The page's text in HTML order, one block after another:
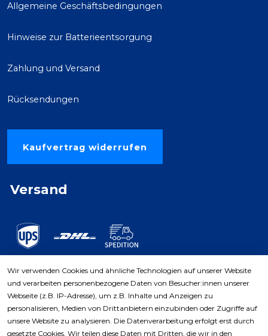
Allgemeine Geschäftsbedingungen
Hinweise zur Batterieentsorgung
Zahlung und Versand
Rücksendungen
Kaufvertrag widerrufen
Versand
Zahlungsarten
Wir verwenden Cookies und ähnliche Technologien auf unserer Website
und verarbeiten personenbezogene Daten von Besucher:innen unserer
Webseite (z.B. IP-Adresse), um z.B. Inhalte und Anzeigen zu
personalisieren, Medien von Drittanbietern einzubinden oder Zugriffe auf
unsere Website zu analysieren. Die Datenverarbeitung erfolgt erst durch
gesetzte Cookies. Wir teilen diese Daten mit Dritten, die wir in den